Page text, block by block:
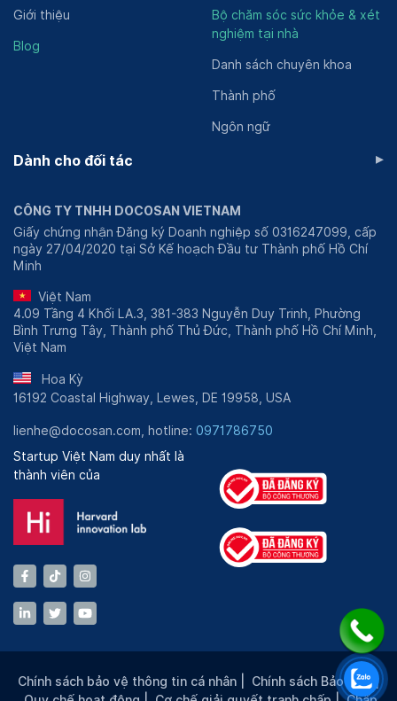
Giới thiệu
Blog
Bộ chăm sóc sức khỏe & xét
nghiệm tại nhà
Danh sách chuyên khoa
Thành phố
Ngôn ngữ
Dành cho đối tác ▸
CÔNG TY TNHH DOCOSAN VIETNAM
Giấy chứng nhận Đăng ký Doanh nghiệp số 0316247099, cấp
ngày 27/04/2020 tại Sở Kế hoạch Đầu tư Thành phố Hồ Chí
Minh
Việt Nam
4.09 Tầng 4 Khối LA.3, 381-383 Nguyễn Duy Trinh, Phường
Bình Trưng Tây, Thành phố Thủ Đức, Thành phố Hồ Chí Minh,
Việt Nam
Hoa Kỳ
16192 Coastal Highway, Lewes, DE 19958, USA
lienhe@docosan.com, hotline: 0971786750
Startup Việt Nam duy nhất là
thành viên của
Chính sách bảo vệ thông tin cá nhân Chính sách Bảo mật |